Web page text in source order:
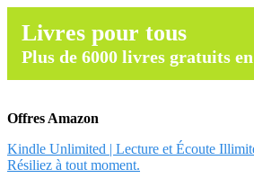
Livres pour tous
Plus de 6000 livres gratuits
Offres Amazon
Kindle Unlimited | Lecture et Écoute
Résiliez à tout moment.